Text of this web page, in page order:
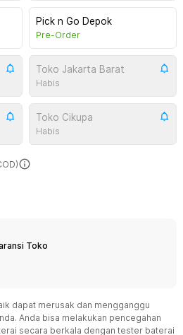
Pick n Go Depok
Pre-Order
Toko Jakarta Barat
Habis
Toko Cikupa
Habis
Toko
dapat merusak dan mengganggu
Anda bisa melakukan pencegahan
secara berkala dengan tester baterai